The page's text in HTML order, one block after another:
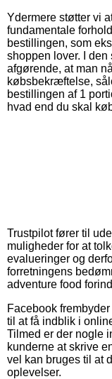
Ydermere støtter vi
fundamentale
bestillingen, som
shoppen lover. I
afgørende, at man
købsbekræftelse,
bestillingen af 1
hvad end du skal
Trustpilot fører til
muligheder for at
evalueringer og
forretningens
adventure food
Facebook
til at få indblik i
Tilmed er der nogle
kunderne at skrive
vel kan bruges til at
oplevelser.